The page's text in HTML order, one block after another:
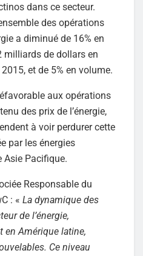
dans ce secteur.
des opérations
a diminué de 16% en
milliards de dollars en
et de 5% en volume.
aux opérations
des prix de l’énergie,
à voir perdurer cette
par les énergies
Asie Pacifique.
Responsable du
: « La dynamique des
de l’énergie,
en Amérique latine,
Ce niveau